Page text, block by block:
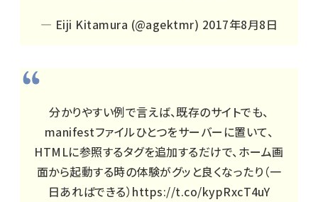
— Eiji Kitamura (@agektmr) 2017年8月8日
分かりやすい例で言えば、既存のサイトでも、
manifestファイルひとつをサーバーに置いて、
HTMLに参照するタグを追加するだけで、ホーム画
面から起動する時の体験がグッと良くなったり（一
日あればできる） https://t.co/kypRxcT4uY